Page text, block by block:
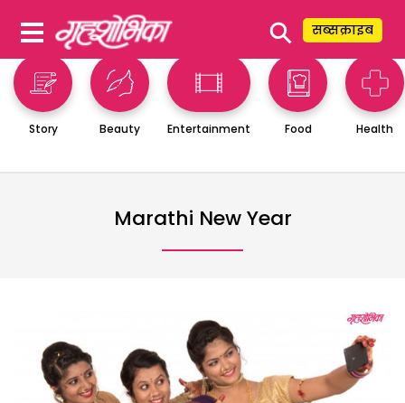
⚲ सब्सक्राइब
Story Beauty Entertainment Food Health
Marathi New Year